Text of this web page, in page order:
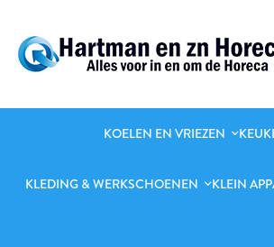
KOELEN EN VRIEZEN
KLEDING & WERKSCHOENEN KLEIN